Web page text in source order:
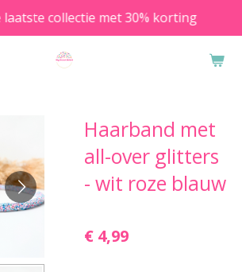
laatste collectie met 30% korting
Haarband met
all-over glitters
- wit roze blauw
€ 4,99